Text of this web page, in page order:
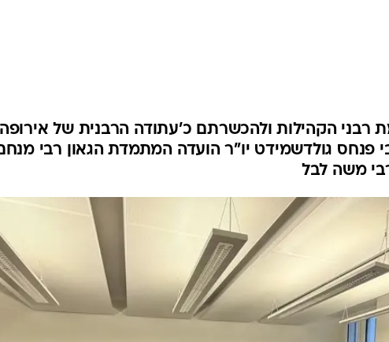
רבני הקהילות ולהכשרתם כ'עתודה הרבנית של אירופה'
פנחס גולדשמידט יו"ר הועדה המתמדת הגאון רבי
רבי משה לבל